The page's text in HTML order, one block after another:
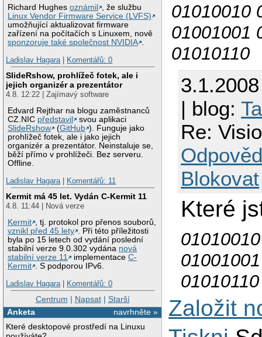
Richard Hughesoznámil
, že službu
Linux Vendor Firmware Service (LVFS)
umožňující aktualizovat firmware
zařízení na počítačích s Linuxem, nově
sponzoruje také společnost NVIDIA .
Ladislav Hagara| Komentářů: 0
SlideRshow, prohlížeč fotek, ale i
jejich organizér a prezentátor
4.8. 12:22 | Zajímavý software
Edvard Rejthar na blogu zaměstnanců
CZ.NIC představil
svou aplikaci
SlideRshow
(GitHub ). Funguje jako
prohlížeč fotek, ale i jako jejich
organizér a prezentátor. Neinstaluje se,
běží přímo v prohlížeči. Bez serveru.
Offline.
Ladislav Hagara| Komentářů: 11
Kermit má 45 let. Vydán C-Kermit 11
4.8. 11:44 | Nová verze
Kermit , tj. protokol pro přenos souborů,
vznikl před 45 lety . Při této příležitosti
byla po 15 letech od vydání poslední
stabilní verze 9.0.302 vydána nová
stabilní verze 11
implementaceC-
Kermit . S podporou IPv6.
Ladislav Hagara| Komentářů: 0
Centrum | Napsat| Starší
navrhněte »
Anketa
Které desktopové prostředí na Linuxu
01010010
01001001
01010110
| blog:
Re:
Blokovat
Které
01010110
Založit